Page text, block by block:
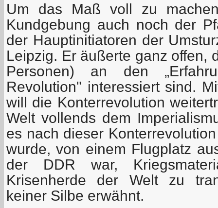
Um das Maß voll zu
Kundgebung auch noch der
der Hauptinitiatoren der
Leipzig. Er äußerte ganz offen,
Personen) an den
Revolution" interessiert sind.
will die Konterrevolution
Welt vollends dem
es nach dieser
wurde, von einem Flugplatz
der DDR war,
Krisenherde der Welt zu
keiner Silbe erwähnt.